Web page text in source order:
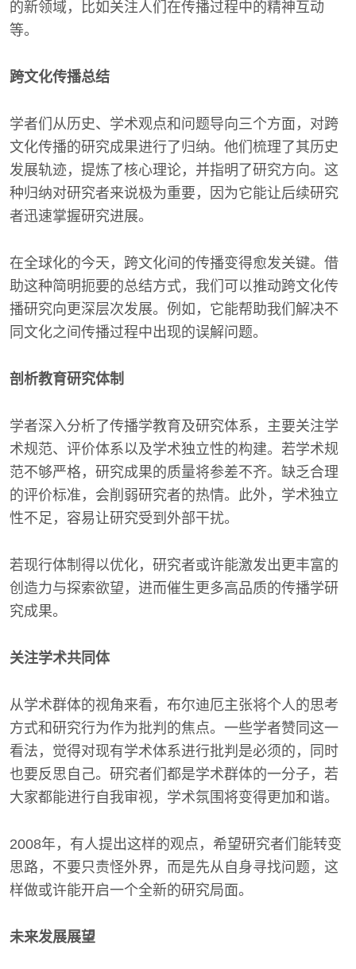
的新领域，比如关注人们在传播过程中的精神互动
等。
跨文化传播总结
学者们从历史、学术观点和问题导向三个方面，对跨
文化传播的研究成果进行了归纳。他们梳理了其历史
发展轨迹，提炼了核心理论，并指明了研究方向。这
种归纳对研究者来说极为重要，因为它能让后续研究
者迅速掌握研究进展。
在全球化的今天，跨文化间的传播变得愈发关键。借
助这种简明扼要的总结方式，我们可以推动跨文化传
播研究向更深层次发展。例如，它能帮助我们解决不
同文化之间传播过程中出现的误解问题。
剖析教育研究体制
学者深入分析了传播学教育及研究体系，主要关注学
术规范、评价体系以及学术独立性的构建。若学术规
范不够严格，研究成果的质量将参差不齐。缺乏合理
的评价标准，会削弱研究者的热情。此外，学术独立
性不足，容易让研究受到外部干扰。
若现行体制得以优化，研究者或许能激发出更丰富的
创造力与探索欲望，进而催生更多高品质的传播学研
究成果。
关注学术共同体
从学术群体的视角来看，布尔迪厄主张将个人的思考
方式和研究行为作为批判的焦点。一些学者赞同这一
看法，觉得对现有学术体系进行批判是必须的，同时
也要反思自己。研究者们都是学术群体的一分子，若
大家都能进行自我审视，学术氛围将变得更加和谐。
2008年，有人提出这样的观点，希望研究者们能转变
思路，不要只责怪外界，而是先从自身寻找问题，这
样做或许能开启一个全新的研究局面。
未来发展展望